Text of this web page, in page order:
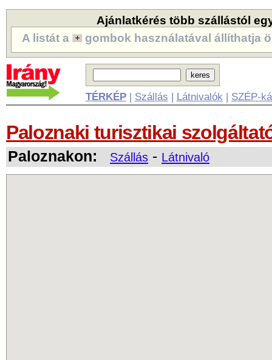
Ajánlatkérés több szállástól
A listát a
gombok használatával állíthatja
TÉRKÉP| Szállás | Látnivalók | SZÉP-
Paloznaki turisztikai
Paloznakon: Szállás - Látnivaló